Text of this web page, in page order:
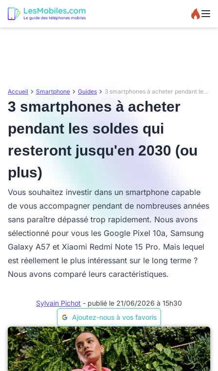
Accueil Smartphone Guides 3 smartphones à acheter pendant les soldes qui resteront jusqu'en 2030 (ou plus)
3 smartphones à acheter
pendant les soldes qui
resteront jusqu'en 2030 (ou
plus)
Vous souhaitez investir dans un smartphone capable
de vous accompagner pendant de nombreuses années
sans paraître dépassé trop rapidement. Nous avons
sélectionné pour vous les Google Pixel 10a, Samsung
Galaxy A57 et Xiaomi Redmi Note 15 Pro. Mais lequel
est réellement le plus intéressant sur le long terme ?
Nous avons comparé leurs caractéristiques.
Sylvain Pichot - publié le 21/06/2026 à 15h30
Ajoutez-nous à vos favoris